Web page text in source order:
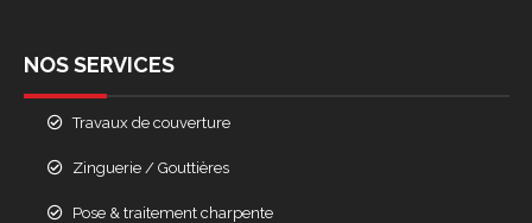
NOS SERVICES
Travaux de couverture
Zinguerie / Gouttières
Pose & traitement charpente